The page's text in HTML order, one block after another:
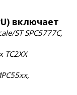
включает
ST SPC5777C,
TC2XX